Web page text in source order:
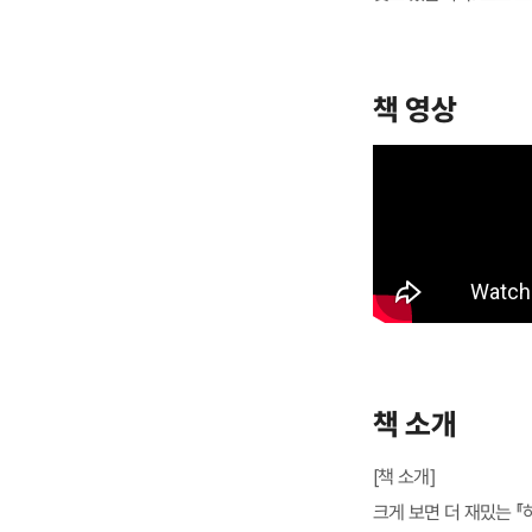
책 영상
책 소개
[책 소개]
크게 보면 더 재밌는 『